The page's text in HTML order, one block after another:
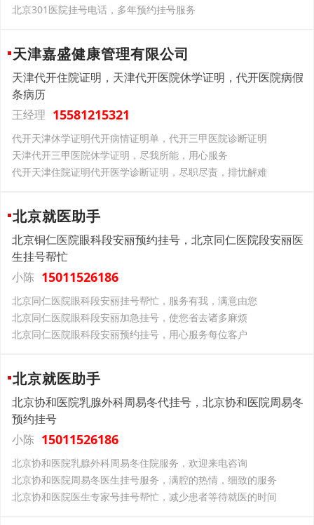
北京301医院挂号电话，多年预约挂号服务
天津嘉盛健康管理有限公司
天津代开住院证明，天津代开医院休学证明，代开医院病假
条病历
王经理 15581215321
代开天津休学证明代开病情证明单，代开三甲医院诊断证明
天津代开三甲医院休学证明，尽我所能，用心服务
代开天津住院证明代开医学诊断证明，尽职尽责，排忧解难
北京就医助手
北京铜仁医院眼科段安丽预约挂号，北京同仁医院段安丽医
生挂号帮忙
小陈 15011526186
北京同仁医院眼科段安丽挂号帮忙，服务有我，满意由您
北京同仁医院眼科段安丽加急挂号，使您省去诸多麻烦
北京同仁医院眼科段安丽预约挂号，用心服务每位客户
北京就医助手
北京协和医院乳腺外科周易冬代挂号，北京协和医院周易冬
预约挂号
小陈 15011526186
北京协和医院乳腺外科周易冬住院服务，欢迎来电咨询
北京协和医院周易冬医生挂号服务，满腔的热情，细致的服务
北京协和医院医生专家号挂号帮忙，减少患者等待就医的时间